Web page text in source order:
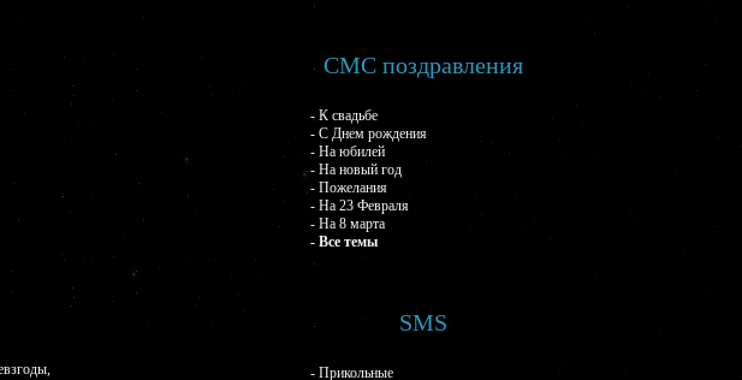
СМС поздравления
- К свадьбе
- С Днем рождения
- На юбилей
- На новый год
- Пожелания
- На 23 Февраля
- На 8 марта
- Все темы
SMS
- Прикольные